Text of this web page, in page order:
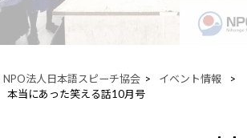
NPO法人日本語スピーチ協会 > イベント情報
>
本当にあった笑える話10月号